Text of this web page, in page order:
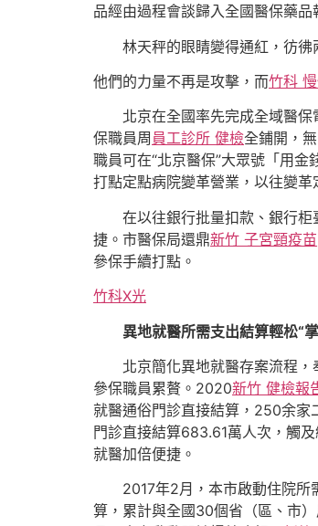
品經由過程會談歸入全國醫保藥
林天秤的眼睛變得通紅，彷彿
他們的力量不再是攻擊，而竹科
北京在全國率先完成全域醫
保職員周 員工診所 健檢全鋪開，
職員可在“北京醫保”大眾號「用
打點定點病院變革營業，以往變
在以往銀行批量扣款、銀行
捷。市醫保局還鼎新竹 子宮頸疫苗
參保手續打點。
竹科X光
異地就醫所需支出結算輕松“
北京簡化異地就醫存案流程，
參保職員累贅。2020新竹 健檢報
就醫通俗門診直接結算，250余家
門診直接結算683.61萬人次，觸
就醫加倍便捷。
2017年2月，本市啟動住院
算，累計與全國30個省（區、市